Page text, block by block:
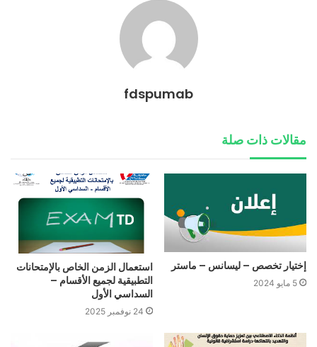
fdspumab
مقالات ذات صلة
إختيار تخصص – ليسانس – ماستر
5 مايو 2024
استعمال الزمن الخاص بالإمتحانات
التطبيقية لجميع الأقسام –
السداسي الأول
24 نوفمبر 2025